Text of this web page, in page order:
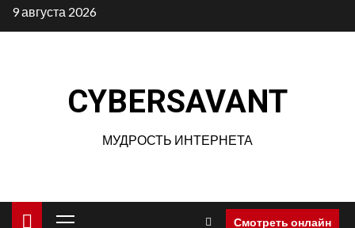
Перейти
к
9 августа 2026
CYBERSAVANT
МУДРОСТЬ ИНТЕРНЕТА
Смотреть онлайн